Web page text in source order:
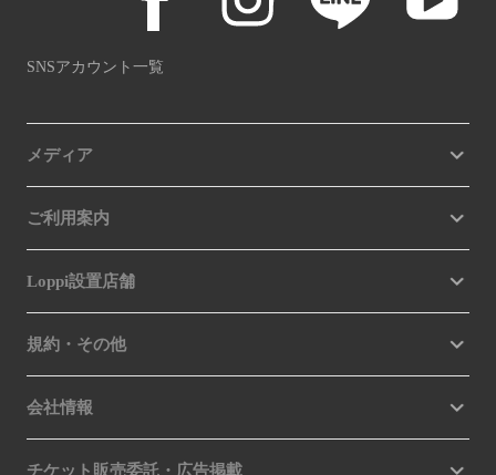
SNSアカウント一覧
メディア
ご利用案内
Loppi設置店舗
規約・その他
会社情報
チケット販売委託・広告掲載